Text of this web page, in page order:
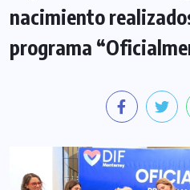
nacimiento
programa